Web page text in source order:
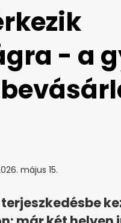
- a
május 15.